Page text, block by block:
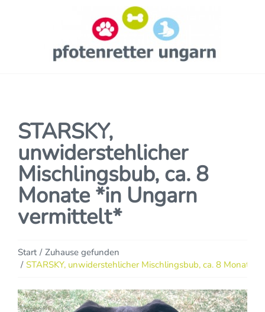
STARSKY,
unwiderstehlicher
Mischlingsbub, ca. 8
Monate *in Ungarn
vermittelt*
Sie befinden sich hier:
Start
Zuhause gefunden
STARSKY, unwiderstehlicher Mischlingsbub, ca. 8 Monate